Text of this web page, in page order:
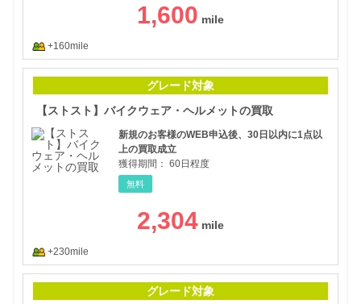
1,600
+160mile
グレード対象
【ストスト】バイクウェア・ヘルメットの買取
新規のお客様のWEB申込後、30日以内に1点以
上の買取成立
獲得期間： 60日程度
無料
2,304
+230mile
グレード対象